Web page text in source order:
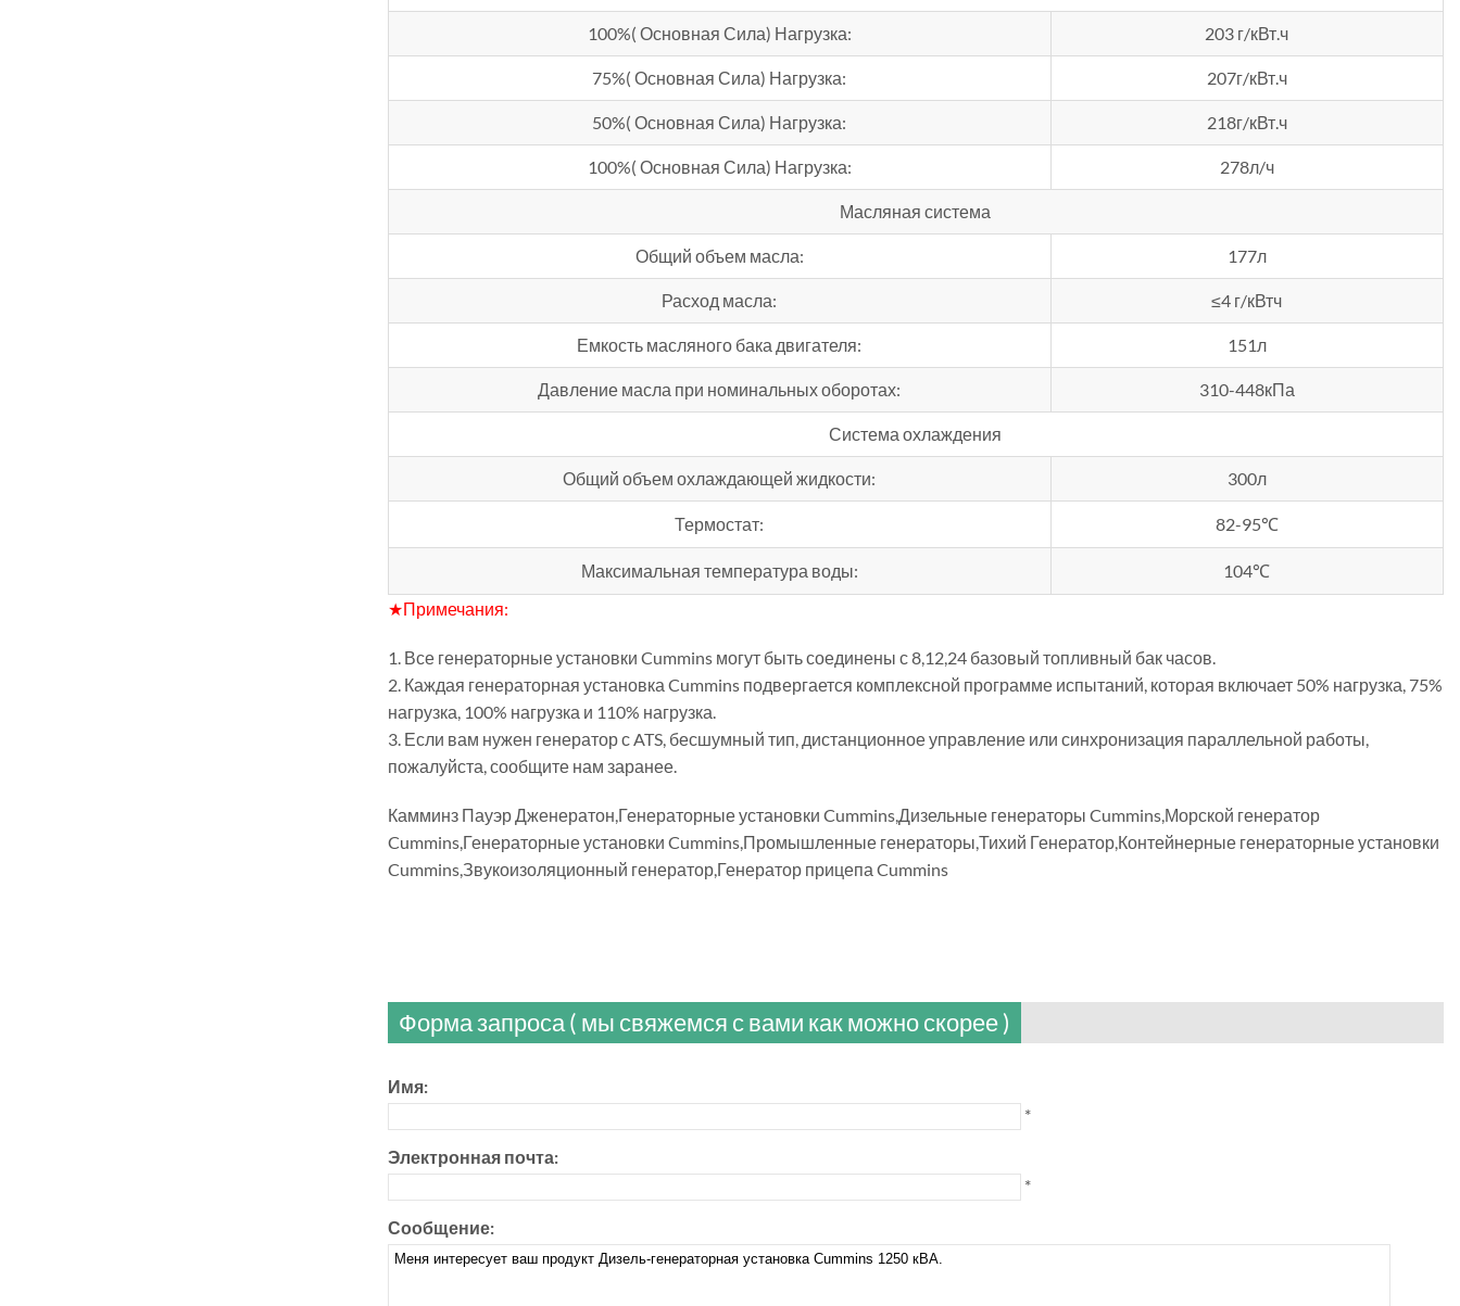
100%( Основная Сила) Нагрузка: 203 г/кВт.ч
75%( Основная Сила) Нагрузка: 207г/кВт.ч
50%( Основная Сила) Нагрузка: 218г/кВт.ч
100%( Основная Сила) Нагрузка: 278л/ч
Масляная система
Общий объем масла: 177л
Расход масла: ≤4 г/кВтч
Емкость масляного бака двигателя: 151л
Давление масла при номинальных оборотах: 310-448кПа
Система охлаждения
Общий объем охлаждающей жидкости: 300л
Термостат: 82-95℃
Максимальная температура воды:
104℃
★Примечания:
1. Все генераторные установки Cummins могут быть соединены с 8,12,24 базовый топливный бак часов.
2. Каждая генераторная установка Cummins подвергается комплексной программе испытаний, которая включает 50% нагрузка, 75%
нагрузка, 100% нагрузка и 110% нагрузка.
3. Если вам нужен генератор с ATS, бесшумный тип, дистанционное управление или синхронизация параллельной работы,
пожалуйста, сообщите нам заранее.
Камминз Пауэр Дженератон,Генераторные установки Cummins,Дизельные генераторы Cummins,Морской генератор
Cummins,Генераторные установки Cummins,Промышленные генераторы,Тихий Генератор,Контейнерные генераторные установки
Cummins,Звукоизоляционный генератор,Генератор прицепа Cummins
Форма запроса ( мы свяжемся с вами как можно скорее )
Имя:
*
Электронная почта:
*
Сообщение: